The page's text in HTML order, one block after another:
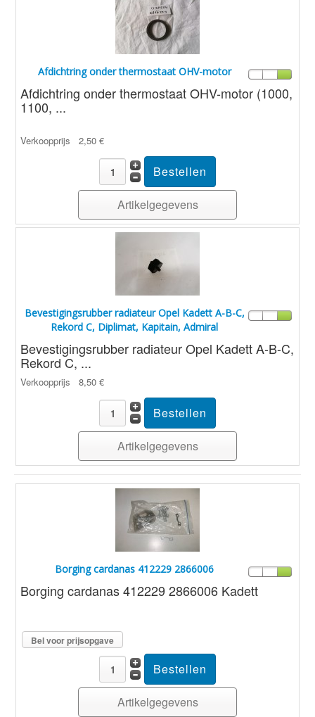
Afdichtring onder thermostaat OHV-motor
Afdichtring onder thermostaat OHV-motor (1000,
1100, ...
Verkoopprijs 2,50 €
Artikelgegevens
Bevestigingsrubber radiateur Opel Kadett A-B-C,
Rekord C, Diplimat, Kapitain, Admiral
Bevestigingsrubber radiateur Opel Kadett A-B-C,
Rekord C, ...
Verkoopprijs 8,50 €
Artikelgegevens
Borging cardanas 412229 2866006
Borging cardanas 412229 2866006 Kadett
Bel voor prijsopgave
Artikelgegevens